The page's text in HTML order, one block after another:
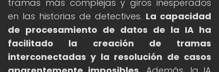
tramas más complejas y giros inesperados
en las historias de detectives. La capacidad
de procesamiento de datos de la IA ha
facilitado la creación de tramas
interconectadas y la resolución de casos